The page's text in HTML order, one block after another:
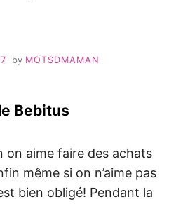
by MOTSDMAMAN
Bebitus
on aime faire des achats
même si on n’aime pas
bien obligé! Pendant la